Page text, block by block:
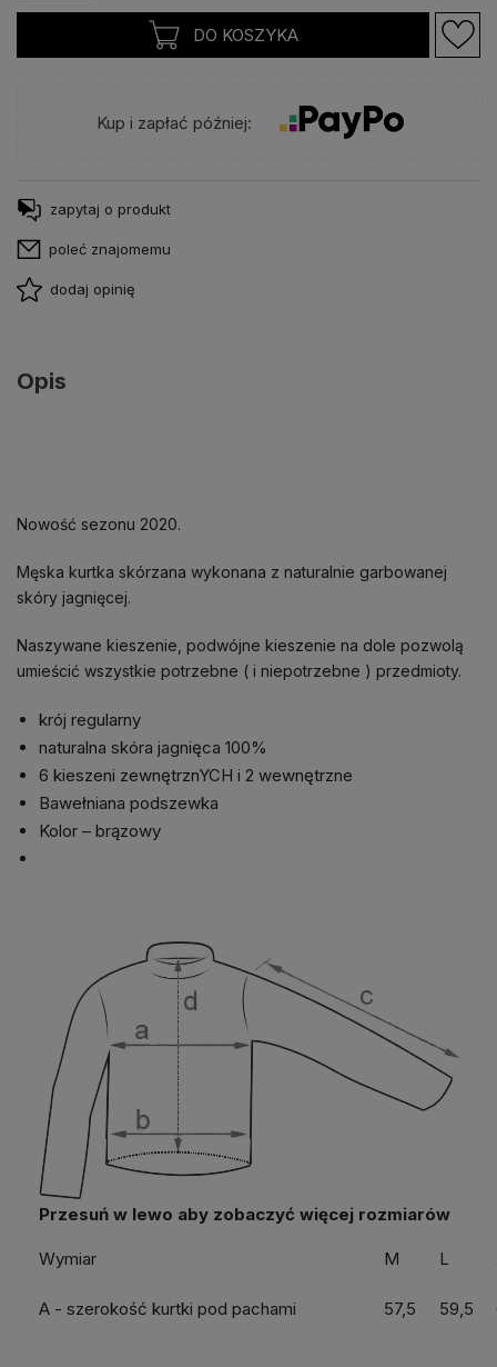
DO KOSZYKA
Kup i zapłać później:
zapytaj o produkt
poleć znajomemu
dodaj opinię
Opis
Nowość sezonu 2020.
Męska kurtka skórzana wykonana z naturalnie garbowanej
skóry jagnięcej.
Naszywane kieszenie, podwójne kieszenie na dole pozwolą
umieścić wszystkie potrzebne ( i niepotrzebne ) przedmioty.
krój regularny
naturalna skóra jagnięca 100%
6 kieszeni zewnętrznYCH i 2 wewnętrzne
Bawełniana podszewka
Kolor – brązowy
Wymiar M L
A - szerokość kurtki pod pachami 57,5 59,5